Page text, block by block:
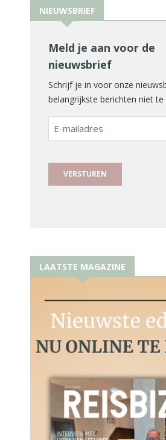
NIEUWSBRIEF
Meld je aan voor de
nieuwsbrief
Schrijf je in voor onze
belangrijkste berichten niet te
E-
mailadres
LAATSTE MAGAZINE